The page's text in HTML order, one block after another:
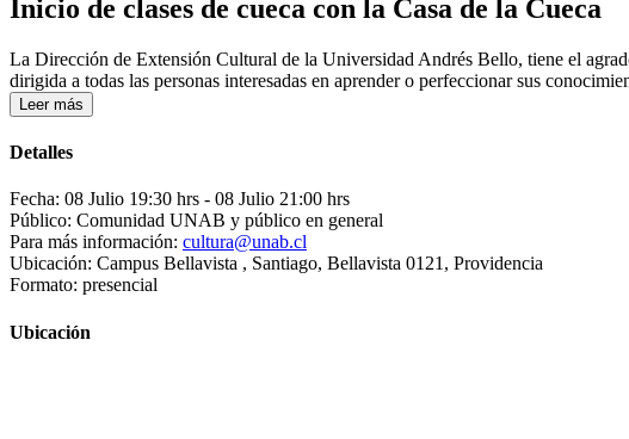
Inicio de clases de cueca con la Casa de la Cueca
La Dirección de Extensión Cultural de la Universidad Andrés Bello, tiene el
dirigida a todas las personas interesadas en aprender o perfeccionar sus
Leer más
Detalles
Fecha: 08 Julio 19:30 hrs - 08 Julio 21:00 hrs
Público: Comunidad UNAB y público en general
Para más información: cultura@unab.cl
Ubicación: Campus Bellavista , Santiago, Bellavista 0121, Providencia
Formato: presencial
Ubicación